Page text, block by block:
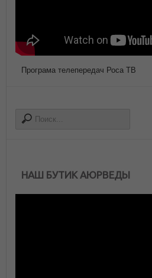
Програма телепередач Роса ТВ
НАШ БУТИК АЮРВЕДЫ